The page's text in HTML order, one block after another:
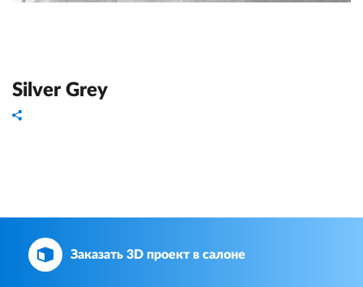
Silver Grey
Заказать 3D проект в салоне